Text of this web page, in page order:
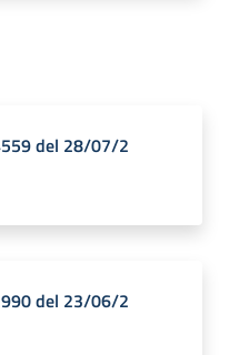
del 28/07/2
del 23/06/2